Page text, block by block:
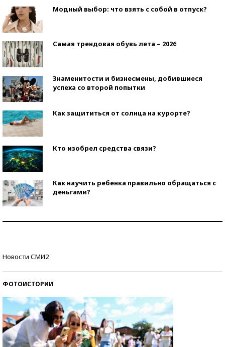
Модный выбор: что взять с собой в отпуск?
Самая трендовая обувь лета – 2026
Знаменитости и бизнесмены, добившиеся
успеха со второй попытки
Как защититься от солнца на курорте?
Кто изобрел средства связи?
Как научить ребенка правильно обращаться с
деньгами?
Новости СМИ2
ФОТОИСТОРИИ